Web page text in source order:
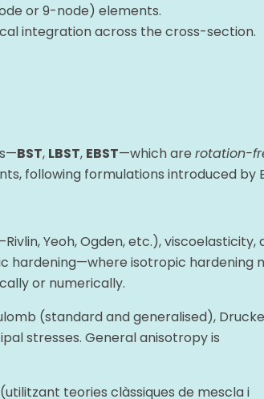
or 9-node) elements.
integration across the cross-section.
BST, LBST, EBST—which are rotation-
following formulations introduced by
Yeoh, Ogden, etc.), viscoelasticity,
hardening—where isotropic hardening
or numerically.
(standard and generalised),
stresses. General anisotropy is
teories clàssiques de mescla i